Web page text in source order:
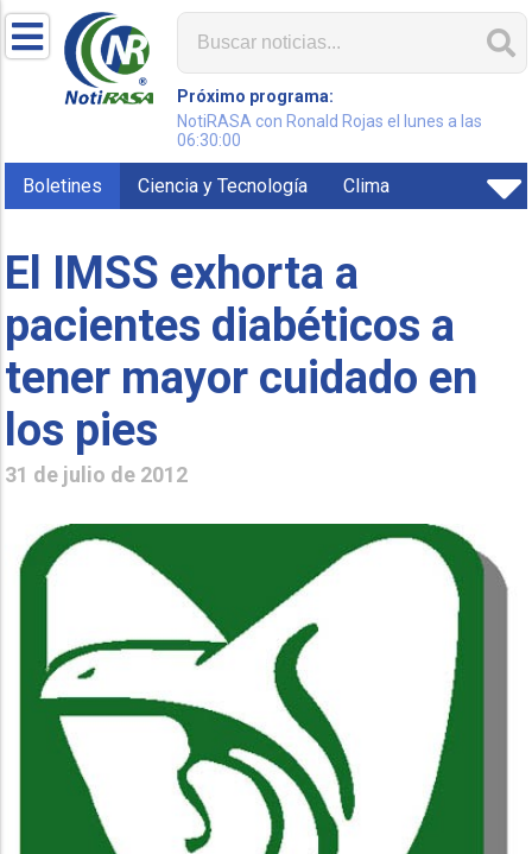
Próximo programa:
NotiRASA con Ronald Rojas el lunes a las
06:30:00
Boletines Ciencia y Tecnología Clima
El IMSS exhorta a
pacientes diabéticos a
tener mayor cuidado en
los pies
31 de julio de 2012